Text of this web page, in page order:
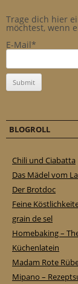
Trage dich hier
möchtest, wenn
E-Mail*
BLOGROLL
Chili und Ciabatta
Das Mädel vom
Der Brotdoc
Feine
grain de sel
Homebaking –
Küchenlatein
Madam Rote
Mipano –